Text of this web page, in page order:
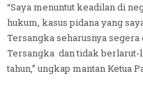
“Saya menuntut keadilan di
hukum, kasus pidana yang
Tersangka seharusnya segera
Tersangka dan tidak
tahun,” ungkap mantan Ketua